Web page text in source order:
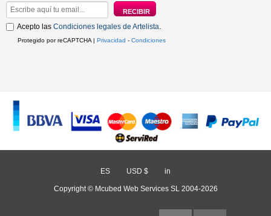
Acepto las Condiciones legales de Artelista.
Protegido por reCAPTCHA | Privacidad - Condiciones
ES USD $ in
Copyright © Mcubed Web Services SL 2004-2026